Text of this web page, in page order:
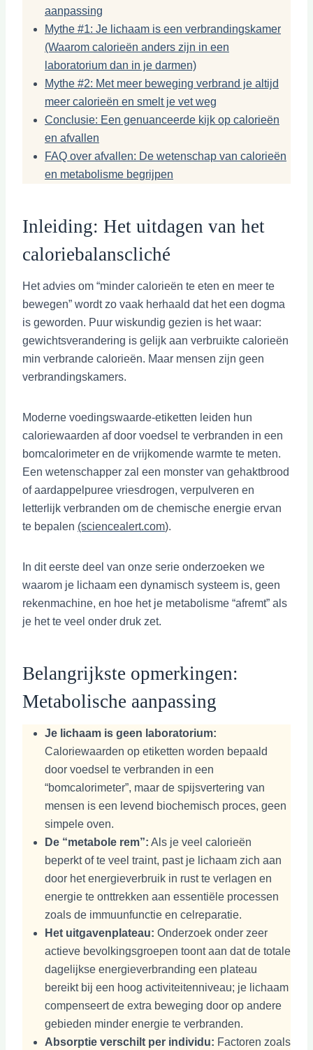
aanpassing
Mythe #1: Je lichaam is een verbrandingskamer
(Waarom calorieën anders zijn in een
laboratorium dan in je darmen)
Mythe #2: Met meer beweging verbrand je altijd
meer calorieën en smelt je vet weg
Conclusie: Een genuanceerde kijk op calorieën
en afvallen
FAQ over afvallen: De wetenschap van calorieën
en metabolisme begrijpen
Inleiding: Het uitdagen van het
caloriebalanscliché
Het advies om “minder calorieën te eten en meer te
bewegen” wordt zo vaak herhaald dat het een dogma
is geworden. Puur wiskundig gezien is het waar:
gewichtsverandering is gelijk aan verbruikte calorieën
min verbrande calorieën. Maar mensen zijn geen
verbrandingskamers.
Moderne voedingswaarde-etiketten leiden hun
caloriewaarden af door voedsel te verbranden in een
bomcalorimeter en de vrijkomende warmte te meten.
Een wetenschapper zal een monster van gehaktbrood
of aardappelpuree vriesdrogen, verpulveren en
letterlijk verbranden om de chemische energie ervan
te bepalen (sciencealert.com).
In dit eerste deel van onze serie onderzoeken we
waarom je lichaam een dynamisch systeem is, geen
rekenmachine, en hoe het je metabolisme “afremt” als
je het te veel onder druk zet.
Belangrijkste opmerkingen:
Metabolische aanpassing
Je lichaam is geen laboratorium:
Caloriewaarden op etiketten worden bepaald
door voedsel te verbranden in een
“bomcalorimeter”, maar de spijsvertering van
mensen is een levend biochemisch proces, geen
simpele oven.
De “metabole rem”: Als je veel calorieën
beperkt of te veel traint, past je lichaam zich aan
door het energieverbruik in rust te verlagen en
energie te onttrekken aan essentiële processen
zoals de immuunfunctie en celreparatie.
Het uitgavenplateau: Onderzoek onder zeer
actieve bevolkingsgroepen toont aan dat de totale
dagelijkse energieverbranding een plateau
bereikt bij een hoog activiteitenniveau; je lichaam
compenseert de extra beweging door op andere
gebieden minder energie te verbranden.
Absorptie verschilt per individu: Factoren zoals